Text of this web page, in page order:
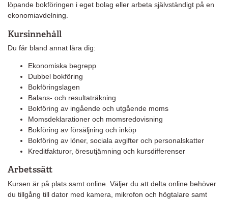
löpande bokföringen i eget bolag eller arbeta självständigt på en
ekonomiavdelning.
Kursinnehåll
Du får bland annat lära dig:
Ekonomiska begrepp
Dubbel bokföring
Bokföringslagen
Balans- och resultaträkning
Bokföring av ingående och utgående moms
Momsdeklarationer och momsredovisning
Bokföring av försäljning och inköp
Bokföring av löner, sociala avgifter och personalskatter
Kreditfakturor, öresutjämning och kursdifferenser
Arbetssätt
Kursen är på plats samt online. Väljer du att delta online behöver
du tillgång till dator med kamera, mikrofon och högtalare samt